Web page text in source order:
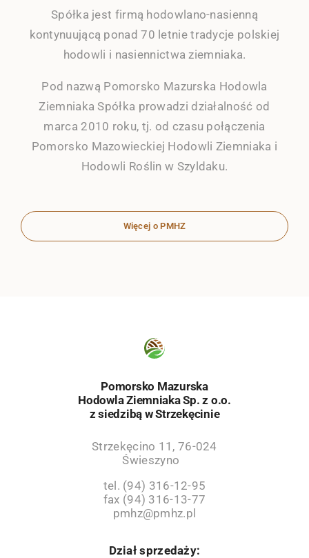
Spółka jest firmą hodowlano-nasienną
kontynuującą ponad 70 letnie tradycje polskiej
hodowli i nasiennictwa ziemniaka.
Pod nazwą Pomorsko Mazurska Hodowla
Ziemniaka Spółka prowadzi działalność od
marca 2010 roku, tj. od czasu połączenia
Pomorsko Mazowieckiej Hodowli Ziemniaka i
Hodowli Roślin w Szyldaku.
Więcej o PMHZ
Pomorsko Mazurska
Hodowla Ziemniaka Sp. z o.o.
z siedzibą w Strzekęcinie
Strzekęcino 11, 76-024
Świeszyno
tel. (94) 316-12-95
fax (94) 316-13-77
pmhz@pmhz.pl
Dział sprzedaży: